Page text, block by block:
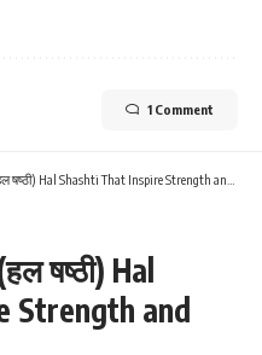
1 Comment
Hal Shashti That Inspire Strength and Prosperity
षष्ठी) Hal
Strength and